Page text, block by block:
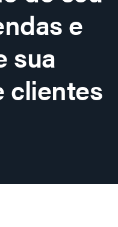
e
sua
clientes